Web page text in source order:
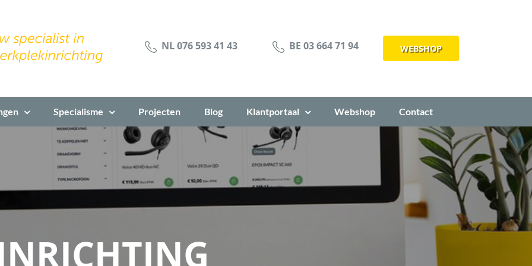
NL 076 593 41 43 BE 03 664 71 94 WEBSHOP
Specialisme Projecten Blog Klantportaal Webshop Contact